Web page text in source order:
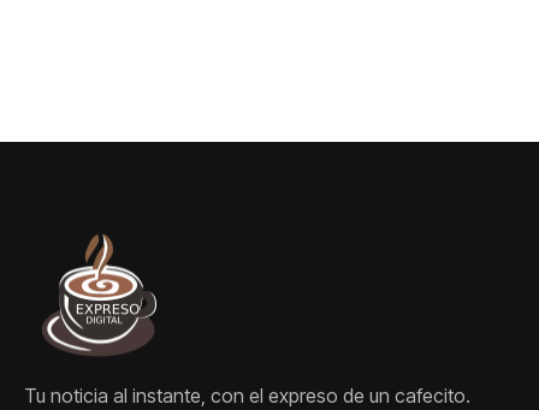
Tu noticia al instante, con el expreso de un cafecito.